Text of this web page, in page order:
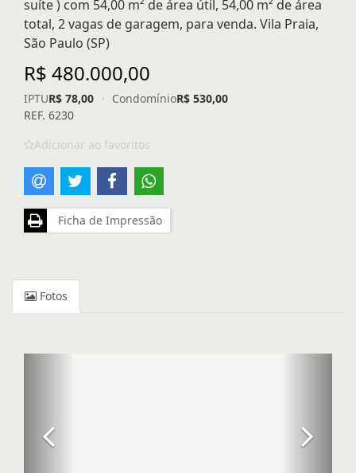
suíte ) com 54,00 m² de área útil, 54,00 m² de área
total, 2 vagas de garagem, para venda. Vila Praia,
São Paulo (SP)
R$ 480.000,00
IPTUR$ 78,00 · CondomínioR$ 530,00
REF. 6230
Adicionar ao favoritos
Ficha de Impressão
Fotos